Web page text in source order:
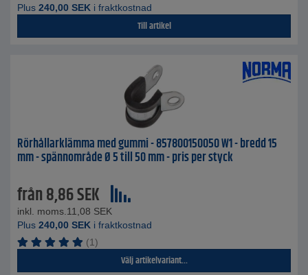
Plus 240,00 SEK i fraktkostnad
Till artikel
Rörhållarklämma med gummi - 857800150050 W1 - bredd 15
mm - spännområde Ø 5 till 50 mm - pris per styck
från8,86SEK
inkl. moms. 11,08 SEK
Plus 240,00 SEK i fraktkostnad
(1)
Välj artikelvariant...